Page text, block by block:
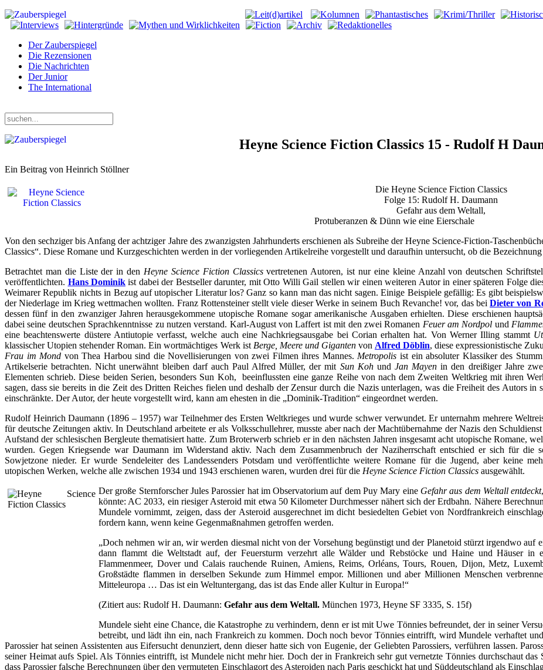
Der Zauberspiegel
Die Rezensionen
Die Nachrichten
Der Junior
The International
Heyne Science Fiction Classics 15 - Rudolf H
Ein Beitrag von Heinrich Stöllner
Die Heyne Science Fiction Classics
Folge 15: Rudolf H. Daumann
Gefahr aus dem Weltall,
Protuberanzen & Dünn wie eine Eierschale
Von den sechziger bis Anfang der achtziger Jahre des zwanzigsten Jahrhunderts erschienen als Subreihe der Heyne Science-Fiction-
Classics“. Diese Romane und Kurzgeschichten werden in der vorliegenden Artikelreihe vorgestellt und daraufhin untersucht, ob die
Betrachtet man die Liste der in den Heyne Science Fiction Classicsvertretenen Autoren, ist nur eine kleine Anzahl von deutschen
veröffentlichten. Hans Dominik ist dabei der Bestseller darunter, mit Otto Willi Gail stellen wir einen weiteren Autor in einer späteren Folge
Weimarer Republik nichts in Bezug auf utopischer Literatur los? Ganz so kann man das nicht sagen. Einige Beispiele gefällig: Es gibt
der Niederlage im Krieg wettmachen wollten. Franz Rottensteiner stellt viele dieser Werke in seinem Buch Revanche! vor, das beiDieter von
dessen fünf in den zwanziger Jahren herausgekommene utopische Romane sogar amerikanische Ausgaben erhielten. Diese erschienen
dabei seine deutschen Sprachkenntnisse zu nutzen verstand. Karl-August von Laffert ist mit den zwei Romanen Feuer am Nordpol und
eine beachtenswerte düstere Antiutopie verfasst, welche auch eine Nachkriegsausgabe bei Corian erhalten hat. Von Werner Illing stammt
klassischer Utopien stehender Roman. Ein wortmächtiges Werk ist Berge, Meere und Gigantenvon Alfred Döblin, diese expressionistische
Frau im Mond von Thea Harbou sind die Novellisierungen von zwei Filmen ihres Mannes. Metropolis ist ein absoluter Klassiker des
Artikelserie betrachten. Nicht unerwähnt bleiben darf auch Paul Alfred Müller, der mit Sun KohundJan Mayen in den dreißiger Jahre
Elementen schrieb. Diese beiden Serien, besonders Sun Koh, beeinflussten eine ganze Reihe von nach dem Zweiten Weltkrieg mit ihren
sagen, dass sie bereits in die Zeit des Dritten Reiches fielen und deshalb der Zensur durch die Nazis unterlagen, was die Freiheit des Autors
einschränkte. Der Autor, der heute vorgestellt wird, kann am ehesten in die „Dominik-Tradition“ eingeordnet werden.
Rudolf Heinrich Daumann (1896 – 1957) war Teilnehmer des Ersten Weltkrieges und wurde schwer verwundet. Er unternahm mehrere
für deutsche Zeitungen aktiv. In Deutschland arbeitete er als Volksschullehrer, musste aber nach der Machtübernahme der Nazis den
Aufstand der schlesischen Bergleute thematisiert hatte. Zum Broterwerb schrieb er in den nächsten Jahren insgesamt acht utopische Romane,
wurden. Gegen Kriegsende war Daumann im Widerstand aktiv. Nach dem Zusammenbruch der Naziherrschaft entschied er sich für die
Sowjetzone nieder. Er wurde Sendeleiter des Landessenders Potsdam und veröffentlichte weitere Romane für die Jugend, aber keine
utopischen Werken, welche alle zwischen 1934 und 1943 erschienen waren, wurden drei für die Heyne Science Fiction Classics ausgewählt.
Der große Sternforscher Jules Parossier hat im Observatorium auf dem Puy Mary eine Gefahr aus dem Weltall entdeckt
könnte: AC 2033, ein riesiger Asteroid mit etwa 50 Kilometer Durchmesser nähert sich der Erdbahn. Nähere
Mundele vornimmt, zeigen, dass der Asteroid ausgerechnet im dicht besiedelten Gebiet von Nordfrankreich
fordern kann, wenn keine Gegenmaßnahmen getroffen werden.
„Doch nehmen wir an, wir werden diesmal nicht von der Vorsehung begünstigt und der Planetoid stürzt irgendwo auf
dann flammt die Weltstadt auf, der Feuersturm verzehrt alle Wälder und Rebstöcke und Haine und Häuser in
Flammenmeer, Dover und Calais rauchende Ruinen, Amiens, Reims, Orléans, Tours, Rouen, Dijon, Metz,
Großstädte flammen in derselben Sekunde zum Himmel empor. Millionen und aber Millionen Menschen
Mitteleuropa … Das ist ein Weltuntergang, das ist das Ende aller Kultur in Europa!“
(Zitiert aus: Rudolf H. Daumann: Gefahr aus dem Weltall. München 1973, Heyne SF 3335, S. 15f)
Mundele sieht eine Chance, die Katastrophe zu verhindern, denn er ist mit Uwe Tönnies befreundet, der in seiner
betreibt, und lädt ihn ein, nach Frankreich zu kommen. Doch noch bevor Tönnies eintrifft, wird Mundele verhaftet
Parossier hat seinen Assistenten aus Eifersucht denunziert, denn dieser hatte sich von Eugenie, der Geliebten Parossiers, verführen lassen.
seiner Heimat aufs Spiel. Als Tönnies eintrifft, ist Mundele nicht mehr hier. Doch der in Frankreich sehr gut vernetzte Tönnies durchschaut
dass Parossier falsche Berechnungen über den vermuteten Einschlagort des Asteroiden nach Paris geschickt hat und Süddeutschland als